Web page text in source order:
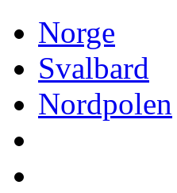
Norge
Svalbard
Nordpolen